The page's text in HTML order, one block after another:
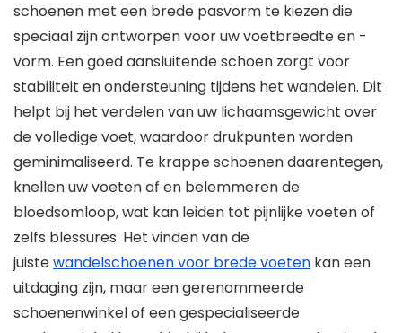
schoenen met een brede pasvorm te kiezen die
speciaal zijn ontworpen voor uw voetbreedte en -
vorm. Een goed aansluitende schoen zorgt voor
stabiliteit en ondersteuning tijdens het wandelen. Dit
helpt bij het verdelen van uw lichaamsgewicht over
de volledige voet, waardoor drukpunten worden
geminimaliseerd. Te krappe schoenen daarentegen,
knellen uw voeten af en belemmeren de
bloedsomloop, wat kan leiden tot pijnlijke voeten of
zelfs blessures. Het vinden van de
juistewandelschoenen voor brede voeten kan een
uitdaging zijn, maar een gerenommeerde
schoenenwinkel of een gespecialiseerde